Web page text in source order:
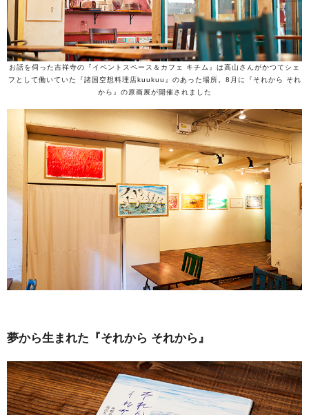
お話を伺った吉祥寺の『イベントスペース＆カフェ キチム』は高山さんがかつてシェ
フとして働いていた『諸国空想料理店kuukuu』のあった場所。8月に『それから それ
から』の原画展が開催されました
夢から生まれた『それから それから』